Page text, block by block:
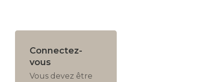
Connectez-
vous
Vous devez être